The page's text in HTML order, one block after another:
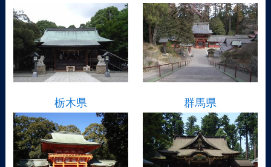
栃木県 群馬県